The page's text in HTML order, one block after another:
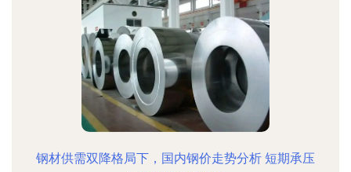
钢材供需双降格局下，国内钢价走势分析 短期承压